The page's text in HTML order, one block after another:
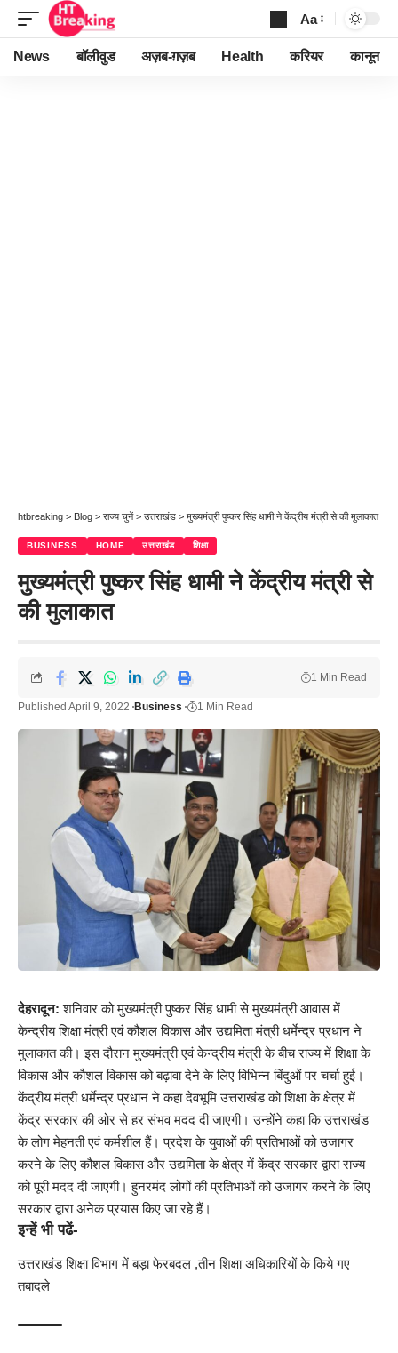
Font
Resizer
Aa
News बॉलीवुड अज़ब-ग़ज़ब Health करियर कानून
htbreaking > Blog > राज्य चुनें > उत्तराखंड > मुख्यमंत्री पुष्कर सिंह धामी ने केंद्रीय मंत्री से की मुलाकात
BUSINESS HOME उत्तराखंड शिक्षा
मुख्यमंत्री पुष्कर सिंह धामी ने केंद्रीय मंत्री से
की मुलाकात
Published April 9, 2022 Business 1 Min Read
1 Min Read
देहरादून:शनिवार को मुख्यमंत्री पुष्कर सिंह धामी से मुख्यमंत्री आवास में
केन्द्रीय शिक्षा मंत्री एवं कौशल विकास और उद्यमिता मंत्री धर्मेन्द्र प्रधान ने
मुलाकात की। इस दौरान मुख्यमंत्री एवं केन्द्रीय मंत्री के बीच राज्य में शिक्षा के
विकास और कौशल विकास को बढ़ावा देने के लिए विभिन्न बिंदुओं पर चर्चा हुई।
केंद्रीय मंत्री धर्मेन्द्र प्रधान ने कहा देवभूमि उत्तराखंड को शिक्षा के क्षेत्र में
केंद्र सरकार की ओर से हर संभव मदद दी जाएगी। उन्होंने कहा कि उत्तराखंड
के लोग मेहनती एवं कर्मशील हैं। प्रदेश के युवाओं की प्रतिभाओं को उजागर
करने के लिए कौशल विकास और उद्यमिता के क्षेत्र में केंद्र सरकार द्वारा राज्य
को पूरी मदद दी जाएगी। हुनरमंद लोगों की प्रतिभाओं को उजागर करने के लिए
सरकार द्वारा अनेक प्रयास किए जा रहे हैं।
इन्हें भी पढें-
उत्तराखंड शिक्षा विभाग में बड़ा फेरबदल ,तीन शिक्षा अधिकारियों के किये गए
तबादले